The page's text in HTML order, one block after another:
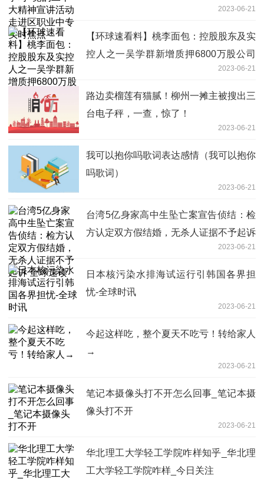
2023-06-21
【环球速看料】桃李面包：控股股东及实
控人之一吴学群新增质押6800万股公司
股份 累计质押所持股份比达52.26%2023-06-21
路边卖榴莲有猫腻！柳州一摊主被搜出三
台电子秤，一查，惊了！
2023-06-21
我可以抱你吗歌词表达感情（我可以抱你
吗歌词）
2023-06-21
台湾5亿身家高中生坠亡案宣告侦结：检
方认定双方假结婚，无杀人证据不予起诉
2023-06-21
日本核污染水排海试运行引韩国各界担
忧-全球时讯
2023-06-21
今起这样吃，整个夏天不吃亏！转给家人
→
2023-06-21
笔记本摄像头打不开怎么回事_笔记本摄
像头打不开
2023-06-21
华北理工大学轻工学院咋样知乎_华北理
工大学轻工学院咋样_今日关注